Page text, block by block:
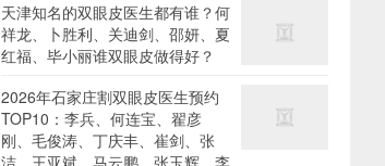
天津知名的双眼皮医生都有谁？何
祥龙、卜胜利、关迪剑、邵妍、夏
红福、毕小丽谁双眼皮做得好？
2026年石家庄割双眼皮医生预约
TOP10：李兵、何连宝、翟彦
刚、毛俊涛、丁庆丰、崔剑、张
洁、王亚斌、马云鹏、张玉辉、李